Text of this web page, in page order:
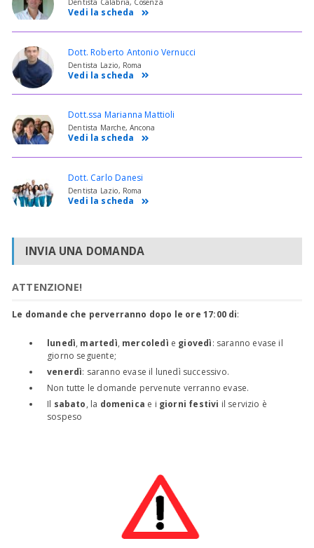
Dentista Calabria, Cosenza
Vedi la scheda
Dott. Roberto Antonio Vernucci
Dentista Lazio, Roma
Vedi la scheda
Dott.ssa Marianna Mattioli
Dentista Marche, Ancona
Vedi la scheda
Dott. Carlo Danesi
Dentista Lazio, Roma
Vedi la scheda
INVIA UNA DOMANDA
ATTENZIONE!
Le domande che perverranno dopo le ore 17:00 di:
lunedì, martedì, mercoledì e giovedì: saranno evase il
giorno seguente;
venerdì: saranno evase il lunedì successivo.
Non tutte le domande pervenute verranno evase.
Il sabato, la domenica e i giorni festivi il servizio è
sospeso